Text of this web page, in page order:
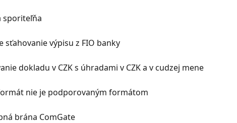
sporiteľňa
sťahovanie výpisu z FIO banky
dokladu v CZK s úhradami v CZK a v cudzej mene
nie je podporovaným formátom
brána ComGate